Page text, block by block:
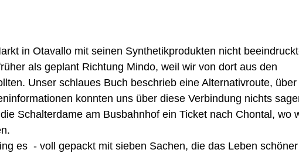
in Otavallo mit seinen Synthetikprodukten nicht
als geplant Richtung Mindo, weil wir von dort aus den
Unser schlaues Buch beschrieb eine Alternativroute, über
konnten uns über diese Verbindung nichts
Schalterdame am Busbahnhof ein Ticket nach Chontal, wo
es  - voll gepackt mit sieben Sachen, die das Leben schöner